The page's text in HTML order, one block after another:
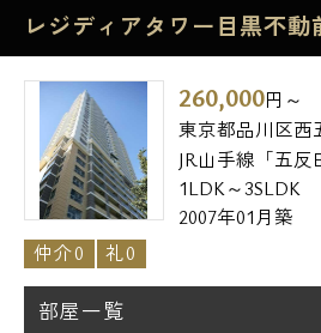
レジディアタワー目黒不動
260,000円～
東京都品川区西
JR山手線「五
1LDK～3SLDK
2007年01月築
仲介0
礼0
部屋一覧